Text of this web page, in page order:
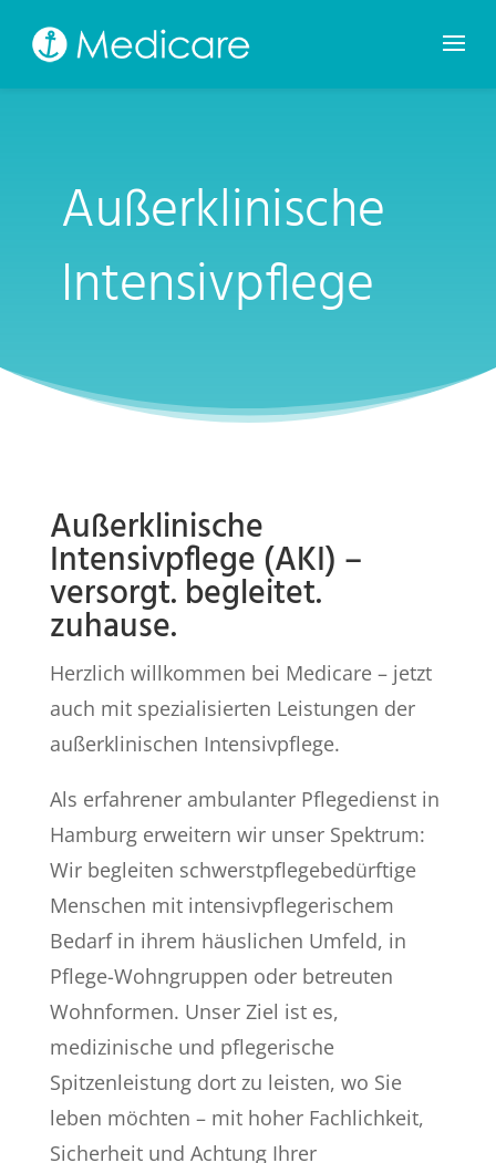
Außerklinische
Intensivpflege
Außerklinische
Intensivpflege (AKI) –
versorgt. begleitet.
zuhause.
Herzlich willkommen bei Medicare – jetzt
auch mit spezialisierten Leistungen der
außerklinischen Intensivpflege.
Als erfahrener ambulanter Pflegedienst in
Hamburg erweitern wir unser Spektrum:
Wir begleiten schwerstpflegebedürftige
Menschen mit intensivpflegerischem
Bedarf in ihrem häuslichen Umfeld, in
Pflege-Wohngruppen oder betreuten
Wohnformen. Unser Ziel ist es,
medizinische und pflegerische
Spitzenleistung dort zu leisten, wo Sie
leben möchten – mit hoher Fachlichkeit,
Sicherheit und Achtung Ihrer